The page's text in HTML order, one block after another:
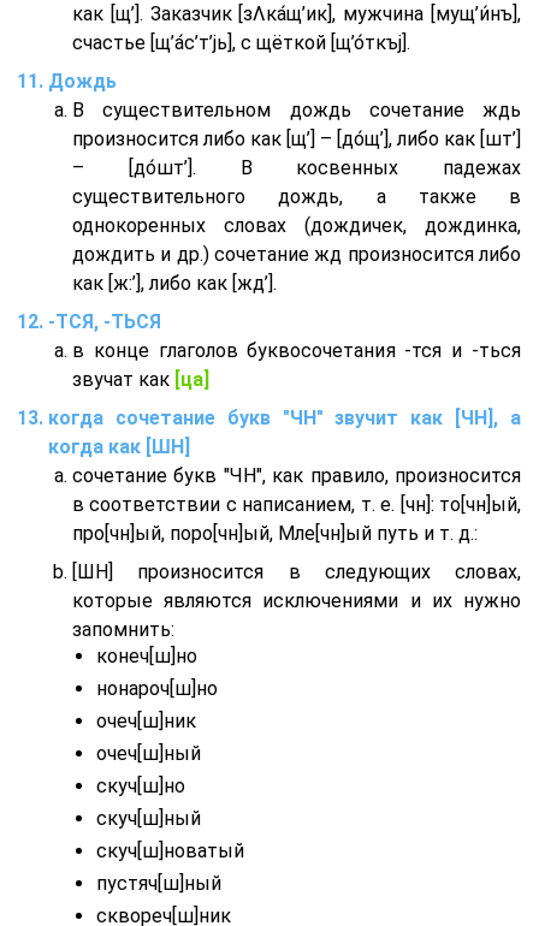
как [щ’]. Заказчик [зΛка́щ’ик], мужчина [мущ’и́нъ],
счастье [щ’а́с’т’jь], с щёткой [щ’о́ткъj].
Дождь
В существительном дождь сочетание ждь
произносится либо как [щ’] – [до́щ’], либо как [шт’]
– [до́шт’]. В косвенных падежах
существительного дождь, а также в
однокоренных словах (дождичек, дождинка,
дождить и др.) сочетание жд произносится либо
как [ж:’], либо как [жд’].
-ТСЯ, -ТЬСЯ
в конце глаголов буквосочетания -тся и -ться
звучат как [ца]
когда сочетание букв "ЧН" звучит как [ЧН], а
когда как [ШН]
сочетание букв "ЧН", как правило, произносится
в соответствии с написанием, т. е. [чн]: то[чн]ый,
про[чн]ый, поро[чн]ый, Мле[чн]ый путь и т. д.:
[ШН] произносится в следующих словах,
которые являются исключениями и их нужно
запомнить:
конеч[ш]но
нонароч[ш]но
очеч[ш]ник
очеч[ш]ный
скуч[ш]но
скуч[ш]ный
скуч[ш]новатый
пустяч[ш]ный
сквореч[ш]ник